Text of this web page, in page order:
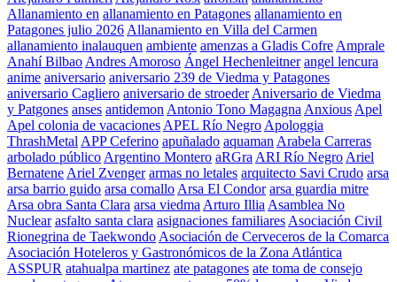
Allanamiento en allanamiento en Patagones allanamiento en
Patagones julio 2026 Allanamiento en Villa del Carmen
allanamiento inalauquen ambiente amenzas a Gladis Cofre Amprale
Anahí Bilbao Andres Amoroso Ángel Hechenleitner angel lencura
anime aniversario aniversario 239 de Viedma y Patagones
aniversario Cagliero aniversario de stroeder Aniversario de Viedma
y Patgones anses antidemon Antonio Tono Magagna Anxious Apel
Apel colonia de vacaciones APEL Río Negro Apologgia
ThrashMetal APP Ceferino apuñalado aquaman Arabela Carreras
arbolado público Argentino Montero aRGra ARI Río Negro Ariel
Bernatene Ariel Zvenger armas no letales arquitecto Savi Crudo arsa
arsa barrio guido arsa comallo Arsa El Condor arsa guardia mitre
Arsa obra Santa Clara arsa viedma Arturo Illia Asamblea No
Nuclear asfalto santa clara asignaciones familiares Asociación Civil
Rionegrina de Taekwondo Asociación de Cerveceros de la Comarca
Asociación Hoteleros y Gastronómicos de la Zona Atlántica
ASSPUR atahualpa martinez ate patagones ate toma de consejo